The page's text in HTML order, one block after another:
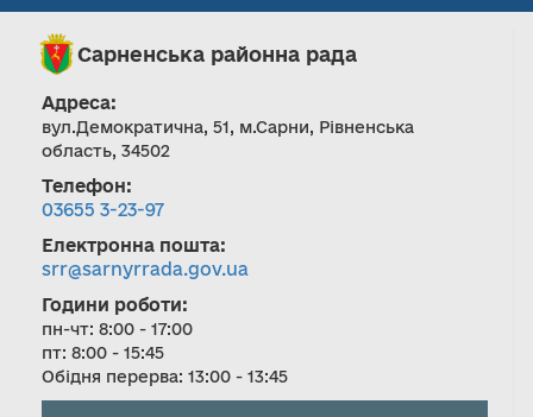
Сарненська районна рада
Адреса:
вул.Демократична, 51, м.Сарни, Рівненська
область, 34502
Телефон:
03655 3-23-97
Електронна пошта:
srr@sarnyrrada.gov.ua
Години роботи:
пн-чт: 8:00 - 17:00
пт: 8:00 - 15:45
Обідня перерва: 13:00 - 13:45